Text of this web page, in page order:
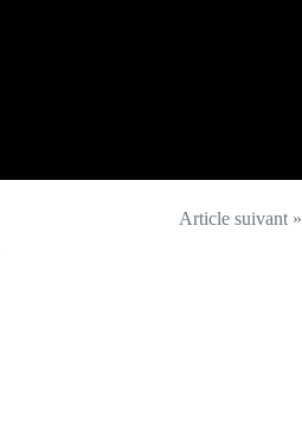
Article suivant »